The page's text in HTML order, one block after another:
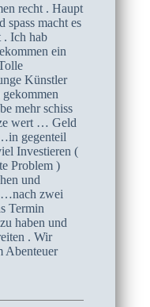
recht . Haupt
spass macht es
. Ich hab
ein
Künstler
mehr schiss
wert … Geld
gegenteil
Investieren (
Problem )
und
…nach zwei
Termin
haben und
. Wir
Abenteuer